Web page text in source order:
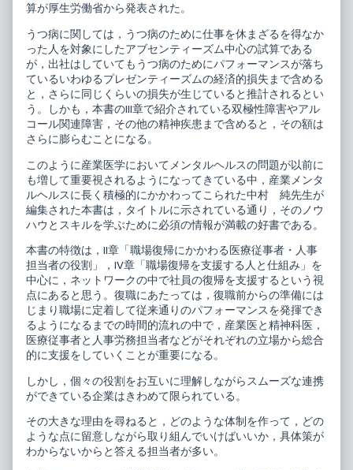
神
臨
床
リ
ュ
ミ
ー
ル
18
職
復
帰
の
ノ
ウ
ハ
ウ
と
ス
キ
ル
published
on
門
の
た
め
の
精
神
科
臨
床
リ
ミ
エ
ー
ル
18
職
場
復
帰
の
ウ
ハ
ウ
と
ス
キ
ル,
算が厚生労働省から発表された。
うつ病に関しては，うつ病のために仕事を休まざるを得なか
った人を対象にしたアブセンティーズム中心の試算である
が，出社はしていてもうつ病のためにパフォーマンスが落ち
ているいわゆるプレゼンティーズムの経済的損失まで含める
と，さらに同じくらいの損失が生じていると推計されるとい
う。しかも，本書のIII章で紹介されている双極性障害やアル
コール関連障害，その他の精神疾患まで含めると，その額は
さらに膨らむことになる。
このように産業医学においてメンタルヘルスの問題が以前に
も増して重要視されるようになってきている中，産業メンタ
ルヘルスに長く積極的にかかわってこられた中村 純先生が
編集された本書は，タイトルに示されている通り，そのノウ
ハウとスキルを学ぶために必須の情報が満載の好書である。
本書の特徴は，II章「職場復帰にかかわる医療従事者・人事
担当者の役割」，IV章「職場復帰を支援する人と仕組み」を
中心に，ネットワークの中で社員の復帰を支援するという視
点にあると思う。復職にあたっては，復職前からの準備には
じまり職場に定着して従来通りのパフォーマンスを発揮でき
るようになるまでの時間的流れの中で，産業医と精神科医，
医療従事者と人事労務担当者などがそれぞれの立場から総合
的に支援をしていくことが重要になる。
しかし，個々の役割をお互いに理解しながらスムーズな連携
ができている企業はきわめて限られている。
その大きな理由を尋ねると，どのような体制を作って，どの
ような点に留意しながら取り組んでいけばいいか，具体策が
わからないからと答える担当者が多い。